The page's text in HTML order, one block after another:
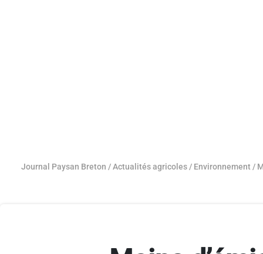
Journal Paysan Breton /Actualités agricoles/ Environnement/